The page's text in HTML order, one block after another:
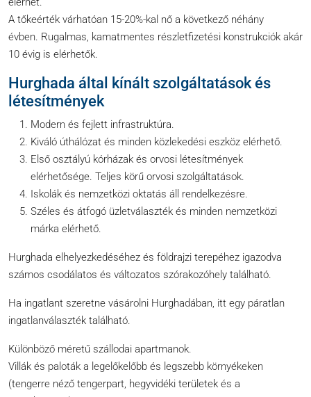
A tőkeérték várhatóan 15-20%-kal nő a következő néhány
évben. Rugalmas, kamatmentes részletfizetési konstrukciók akár
10 évig is elérhetők.
Hurghada által kínált szolgáltatások és
létesítmények
Modern és fejlett infrastruktúra.
Kiváló úthálózat és minden közlekedési eszköz elérhető.
Első osztályú kórházak és orvosi létesítmények
elérhetősége. Teljes körű orvosi szolgáltatások.
Iskolák és nemzetközi oktatás áll rendelkezésre.
Széles és átfogó üzletválaszték és minden nemzetközi
márka elérhető.
Hurghada elhelyezkedéséhez és földrajzi terepéhez igazodva
számos csodálatos és változatos szórakozóhely található.
Ha ingatlant szeretne vásárolni Hurghadában, itt egy páratlan
ingatlanválaszték található.
Különböző méretű szállodai apartmanok.
Villák és paloták a legelőkelőbb és legszebb környékeken
(tengerre néző tengerpart, hegyvidéki területek és a